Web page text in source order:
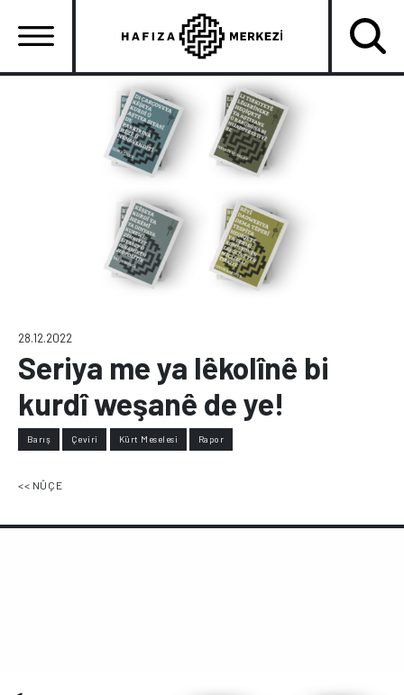
main
28.12.2022
Seriya me ya lêkolînê bi
kurdî weşanê de ye!
Barış Çeviri Kürt Meselesi Rapor
<< NÛÇE